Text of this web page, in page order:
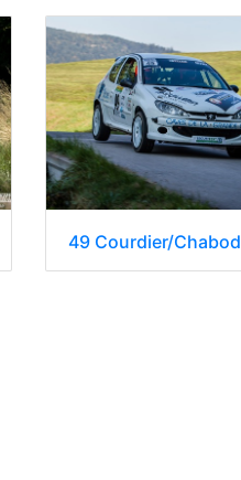
49 Courdier/Chabod